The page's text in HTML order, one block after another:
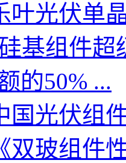
叶光伏单
基组件超
的50% ...
国光伏组
《双玻组件